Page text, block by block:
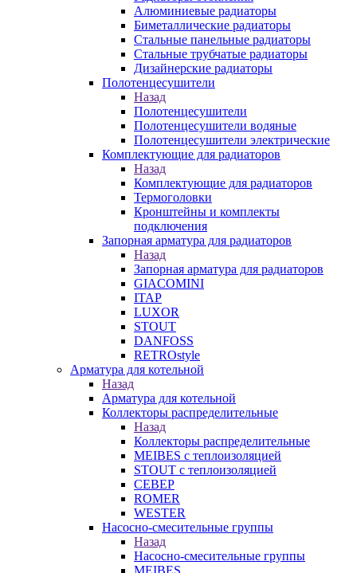
Алюминиевые радиаторы
Биметаллические радиаторы
Стальные панельные радиаторы
Стальные трубчатые радиаторы
Дизайнерские радиаторы
Полотенцесушители
Назад
Полотенцесушители
Полотенцесушители водяные
Полотенцесушители электрические
Комплектующие для радиаторов
Назад
Комплектующие для радиаторов
Термоголовки
Кронштейны и комплекты
подключения
Запорная арматура для радиаторов
Назад
Запорная арматура для радиаторов
GIACOMINI
ITAP
LUXOR
STOUT
DANFOSS
RETROstyle
Арматура для котельной
Назад
Арматура для котельной
Коллекторы распределительные
Назад
Коллекторы распределительные
MEIBES с теплоизоляцией
STOUT с теплоизоляцией
СЕВЕР
ROMER
WESTER
Насосно-смесительные группы
Назад
Насосно-смесительные группы
MEIBES